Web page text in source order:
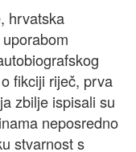
hrvatska
fikciji riječ, prva
zbilje ispisali su
neposredno
stvarnost s